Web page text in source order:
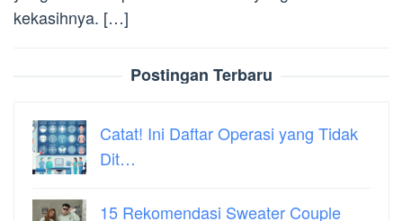
kekasihnya. […]
Postingan Terbaru
Catat! Ini Daftar Operasi yang Tidak
Dit…
15 Rekomendasi Sweater Couple